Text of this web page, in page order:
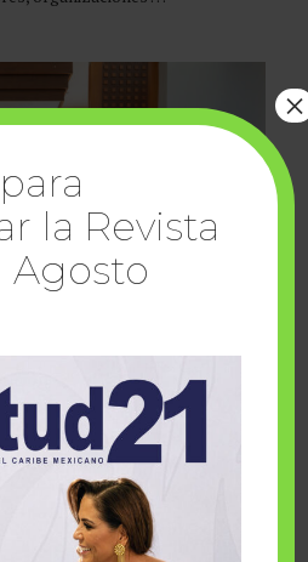
inspira; cumplen
y Make-A-Wish
la Revista
Agosto
×